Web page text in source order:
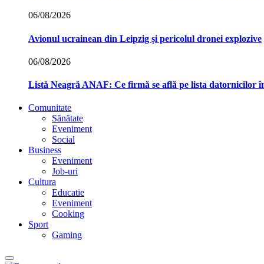
06/08/2026
Avionul ucrainean din Leipzig și pericolul dronei explozive
06/08/2026
Listă Neagră ANAF: Ce firmă se află pe lista datornicilor
Comunitate
Sănătate
Eveniment
Social
Business
Eveniment
Job-uri
Cultura
Educatie
Eveniment
Cooking
Sport
Gaming